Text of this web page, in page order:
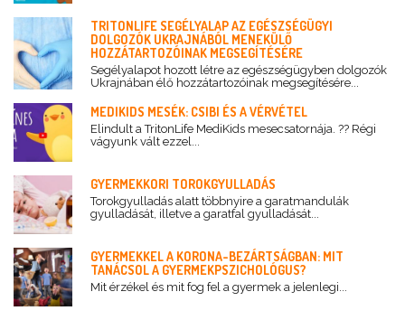
TRITONLIFE SEGÉLYALAP AZ EGÉSZSÉGÜGYI
DOLGOZÓK UKRAJNÁBÓL MENEKÜLŐ
HOZZÁTARTOZÓINAK MEGSEGÍTÉSÉRE
Segélyalapot hozott létre az egészségügyben dolgozók
Ukrajnában élő hozzátartozóinak megsegítésére...
MEDIKIDS MESÉK: CSIBI ÉS A VÉRVÉTEL
Elindult a TritonLife MediKids mesecsatornája. ?? Régi
vágyunk vált ezzel...
GYERMEKKORI TOROKGYULLADÁS
Torokgyulladás alatt többnyire a garatmandulák
gyulladását, illetve a garatfal gyulladását...
GYERMEKKEL A KORONA-BEZÁRTSÁGBAN: MIT
TANÁCSOL A GYERMEKPSZICHOLÓGUS?
Mit érzékel és mit fog fel a gyermek a jelenlegi...